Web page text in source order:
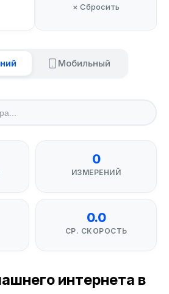
× Сбросить
Мобильный
0
ИЗМЕРЕНИЙ
0.0
СР. СКОРОСТЬ
интернета в